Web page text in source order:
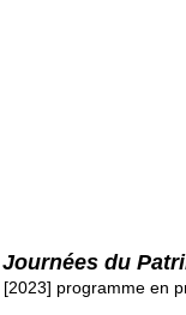
Journées du
[2023] programme en